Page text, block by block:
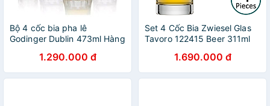
Bộ 4 cốc bia pha lê
Godinger Dublin 473ml Hàng
1.290.000 đ
Set 4 Cốc Bia Zwiesel Glas
Tavoro 122415 Beer 311ml
1.690.000 đ